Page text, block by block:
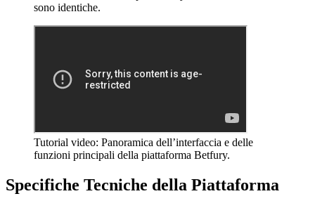
sono identiche.
Tutorial video: Panoramica dell’interfaccia e delle
funzioni principali della piattaforma Betfury.
Specifiche Tecniche della Piattaforma